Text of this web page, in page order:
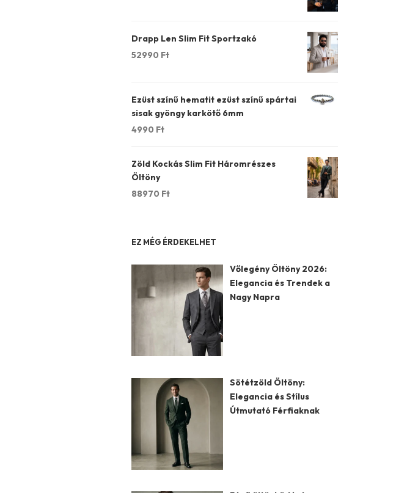
Drapp Len Slim Fit Sportzakó
52990 Ft
Ezüst színű hematit ezüst színű spártai
sisak gyöngy karkötő 6mm
4990 Ft
Zöld Kockás Slim Fit Háromrészes
Öltöny
88970 Ft
EZ MÉG ÉRDEKELHET
Vőlegény Öltöny 2026:
Elegancia és Trendek a
Nagy Napra
Sötétzöld Öltöny:
Elegancia és Stílus
Útmutató Férfiaknak